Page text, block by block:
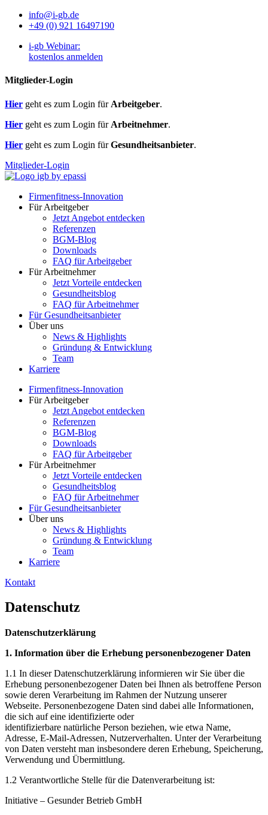
info@i-gb.de
+49 (0) 921 16497190
i-gb Webinar:
kostenlos anmelden
Mitglieder-Login
Hier geht es zum Login für Arbeitgeber.
Hier geht es zum Login für Arbeitnehmer.
Hier geht es zum Login fürGesundheitsanbieter.
Mitglieder-Login
Firmenfitness-Innovation
Für Arbeitgeber
Jetzt Angebot entdecken
Referenzen
BGM-Blog
Downloads
FAQ für Arbeitgeber
Für Arbeitnehmer
Jetzt Vorteile entdecken
Gesundheitsblog
FAQ für Arbeitnehmer
Für Gesundheitsanbieter
Über uns
News & Highlights
Gründung & Entwicklung
Team
Karriere
Firmenfitness-Innovation
Für Arbeitgeber
Jetzt Angebot entdecken
Referenzen
BGM-Blog
Downloads
FAQ für Arbeitgeber
Für Arbeitnehmer
Jetzt Vorteile entdecken
Gesundheitsblog
FAQ für Arbeitnehmer
Für Gesundheitsanbieter
Über uns
News & Highlights
Gründung & Entwicklung
Team
Karriere
Kontakt
Datenschutz
Datenschutzerklärung
1. Information über die Erhebung personenbezogener Daten
1.1 In dieser Datenschutzerklärung informieren wir Sie über die
Erhebung personenbezogener Daten bei Ihnen als betroffene Person
sowie deren Verarbeitung im Rahmen der Nutzung unserer
Webseite. Personenbezogene Daten sind dabei alle Informationen,
die sich auf eine identifizierte oder
identifizierbare natürliche Person beziehen, wie etwa Name,
Adresse, E-Mail-Adressen, Nutzerverhalten. Unter der Verarbeitung
von Daten versteht man insbesondere deren Erhebung, Speicherung,
Verwendung und Übermittlung.
1.2 Verantwortliche Stelle für die Datenverarbeitung ist:
Initiative – Gesunder Betrieb GmbH